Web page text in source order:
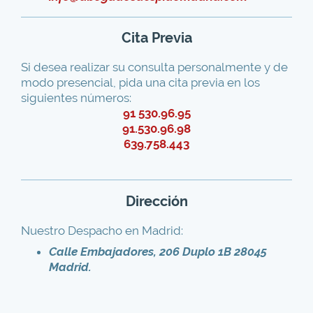
Cita Previa
Si desea realizar su consulta personalmente y de
modo presencial, pida una cita previa en los
siguientes números:
91 530.96.95
91.530.96.98
639.758.443
Dirección
Nuestro Despacho en Madrid:
Calle Embajadores, 206 Duplo 1B 28045
Madrid.